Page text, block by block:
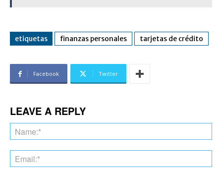
etiquetas finanzas personales tarjetas de crédito
Facebook Twitter
LEAVE A REPLY